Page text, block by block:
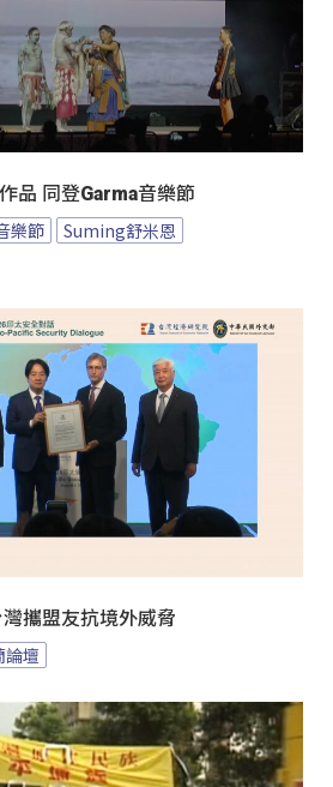
品 同登Garma音樂節
樂節
Suming舒米恩
攜盟友抗境外威脅
論壇